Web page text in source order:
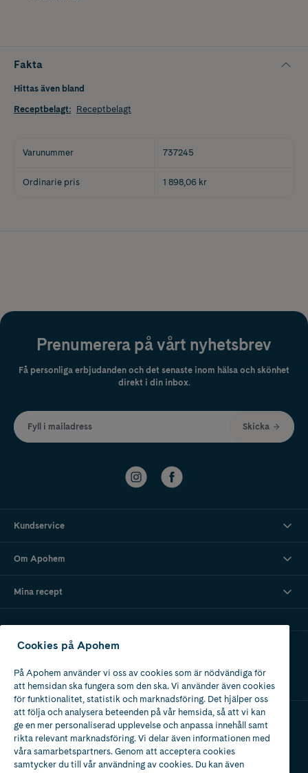
Fakta
Hittas även bland
Receptbelagt: Receptbelagt
Varunummer 737245
Ordinarie pris 1 898,06 kr
Prenumerera på vårt nyhetsbrev
Få personliga erbjudanden och det senaste inom hälsa och skönhet
direkt i din inbox.
Fyll i mailadress Skicka
Kundservice
Om Apohem
Mina recept
Ladda ner vår app
Apotek med tillstånd
av Läkemedelsverket
Cookies på Apohem
På Apohem använder vi oss av cookies som är nödvändiga för
att hemsidan ska fungera som den ska. Vi använder även cookies
för funktionalitet, statistik och marknadsföring. Det hjälper oss
att följa och analysera beteenden på vår hemsida, så att vi kan
ge en mer personaliserad upplevelse och anpassa innehåll samt
rikta relevant marknadsföring. Vi delar även informationen med
våra samarbetspartners. Genom att acceptera cookies
samtycker du till vår användning av cookies. Du kan även